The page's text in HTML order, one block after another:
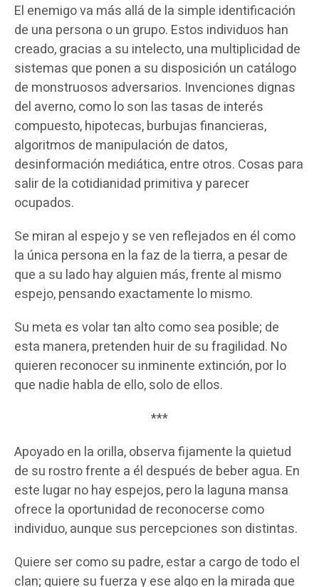
El enemigo va más allá de la simple identificación
de una persona o un grupo. Estos individuos han
creado, gracias a su intelecto, una multiplicidad de
sistemas que ponen a su disposición un catálogo
de monstruosos adversarios. Invenciones dignas
del averno, como lo son las tasas de interés
compuesto, hipotecas, burbujas financieras,
algoritmos de manipulación de datos,
desinformación mediática, entre otros. Cosas para
salir de la cotidianidad primitiva y parecer
ocupados.
Se miran al espejo y se ven reflejados en él como
la única persona en la faz de la tierra, a pesar de
que a su lado hay alguien más, frente al mismo
espejo, pensando exactamente lo mismo.
Su meta es volar tan alto como sea posible; de
esta manera, pretenden huir de su fragilidad. No
quieren reconocer su inminente extinción, por lo
que nadie habla de ello, solo de ellos.
***
Apoyado en la orilla, observa fijamente la quietud
de su rostro frente a él después de beber agua. En
este lugar no hay espejos, pero la laguna mansa
ofrece la oportunidad de reconocerse como
individuo, aunque sus percepciones son distintas.
Quiere ser como su padre, estar a cargo de todo el
clan; quiere su fuerza y ese algo en la mirada que